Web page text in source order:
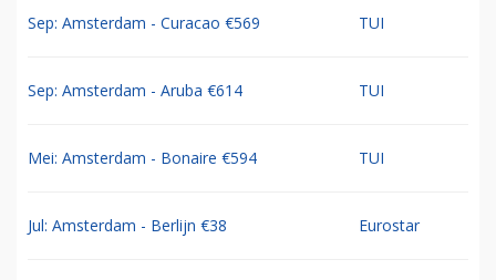
Sep: Amsterdam - Curacao €569 TUI
Sep: Amsterdam - Aruba €614 TUI
Mei: Amsterdam - Bonaire €594 TUI
Jul: Amsterdam - Berlijn €38 Eurostar